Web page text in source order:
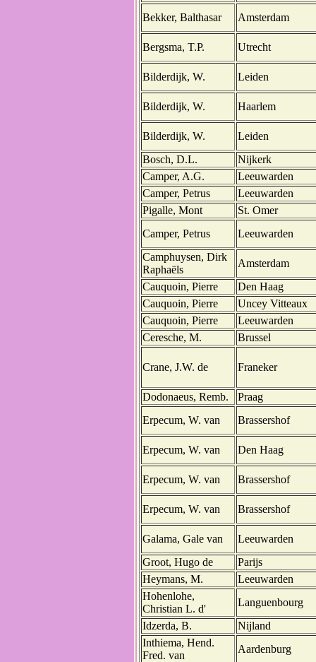
Bekker, Balthasar Amsterdam
Bergsma, T.P. Utrecht
Bilderdijk, W. Leiden
Bilderdijk, W. Haarlem
Bilderdijk, W.
Leiden
Bosch, D.L.
Nijkerk
Camper, A.G.
Leeuwarden
Camper, Petrus
Leeuwarden
Pigalle, Mont
St. Omer
Camper, Petrus
Leeuwarden
Camphuysen, Dirk
Raphaëls
Amsterdam
Cauquoin, Pierre
Den Haag
Cauquoin, Pierre
Uncey Vitteaux
Cauquoin, Pierre
Leeuwarden
Ceresche, M.
Brussel
Crane, J.W. de Franeker
Dodonaeus, Remb.
Praag
Erpecum, W. van
Brassershof
Erpecum, W. van Den Haag
Erpecum, W. van Brassershof
Erpecum, W. van Brassershof
Galama, Gale van
Leeuwarden
Groot, Hugo de
Parijs
Heymans, M.
Leeuwarden
Hohenlohe,
Christian L. d'
Languenbourg
Idzerda, B.
Nijland
Inthiema, Hend.
Fred. van
Aardenburg